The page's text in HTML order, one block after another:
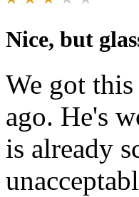
Nice, but
We got
ago. He's
is already